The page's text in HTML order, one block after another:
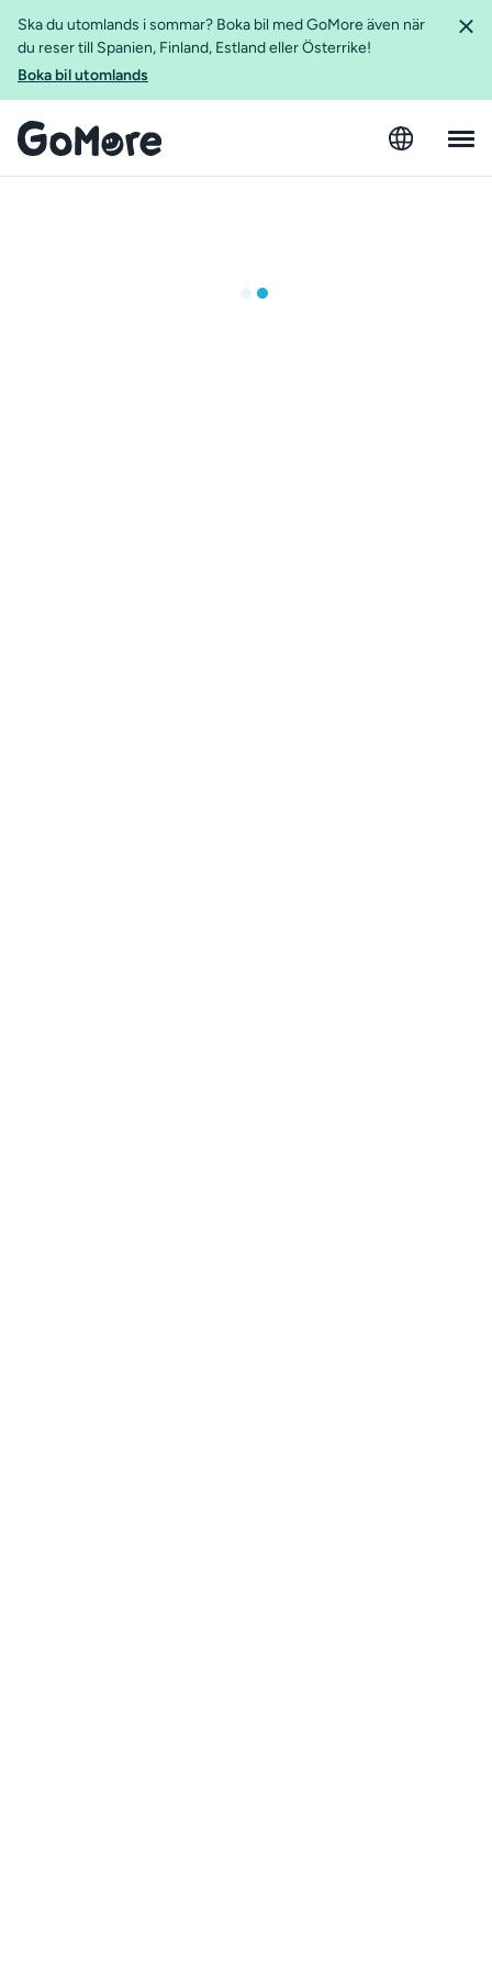
Ska du utomlands i sommar? Boka bil med GoMore även när
du reser till Spanien, Finland, Estland eller Österrike!
Boka bil utomlands